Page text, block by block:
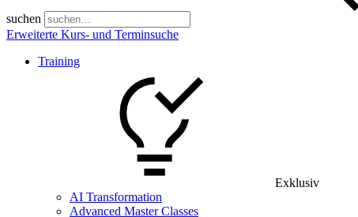
suchen
Erweiterte Kurs- und Terminsuche
Training
Exklusiv
AI Transformation
Advanced Master Classes